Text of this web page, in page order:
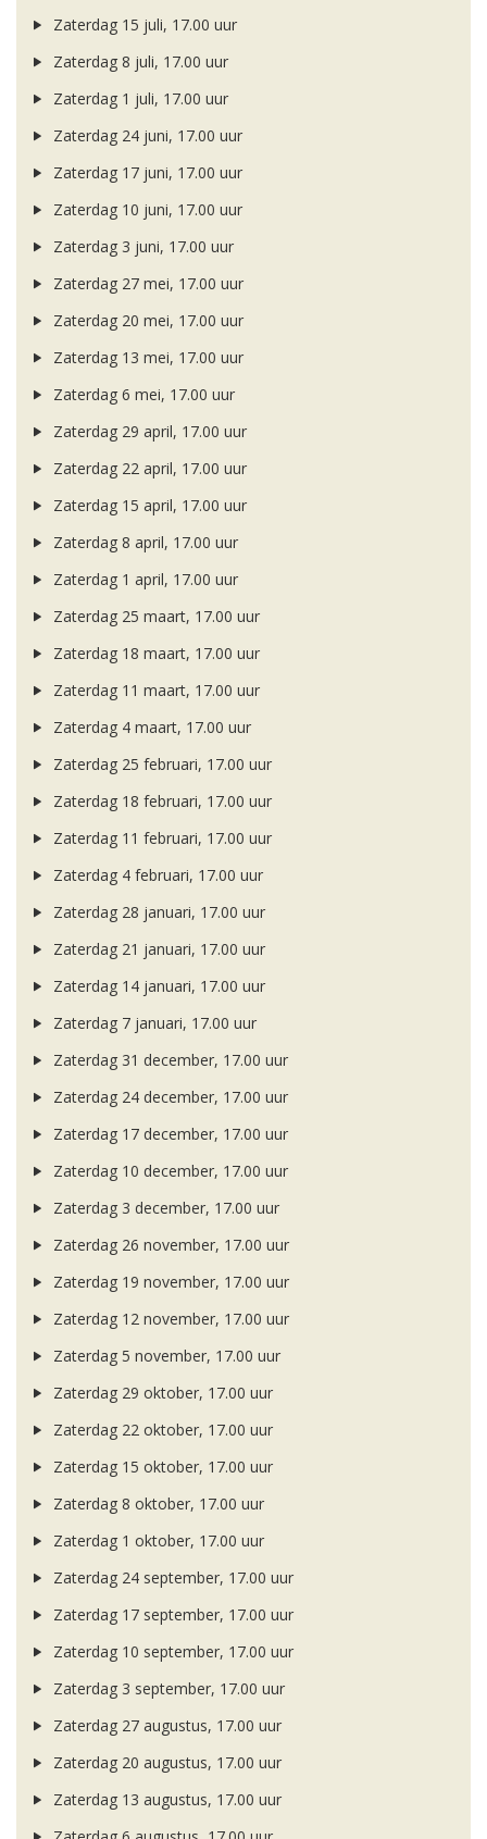
Zaterdag 15 juli, 17.00 uur
Zaterdag 8 juli, 17.00 uur
Zaterdag 1 juli, 17.00 uur
Zaterdag 24 juni, 17.00 uur
Zaterdag 17 juni, 17.00 uur
Zaterdag 10 juni, 17.00 uur
Zaterdag 3 juni, 17.00 uur
Zaterdag 27 mei, 17.00 uur
Zaterdag 20 mei, 17.00 uur
Zaterdag 13 mei, 17.00 uur
Zaterdag 6 mei, 17.00 uur
Zaterdag 29 april, 17.00 uur
Zaterdag 22 april, 17.00 uur
Zaterdag 15 april, 17.00 uur
Zaterdag 8 april, 17.00 uur
Zaterdag 1 april, 17.00 uur
Zaterdag 25 maart, 17.00 uur
Zaterdag 18 maart, 17.00 uur
Zaterdag 11 maart, 17.00 uur
Zaterdag 4 maart, 17.00 uur
Zaterdag 25 februari, 17.00 uur
Zaterdag 18 februari, 17.00 uur
Zaterdag 11 februari, 17.00 uur
Zaterdag 4 februari, 17.00 uur
Zaterdag 28 januari, 17.00 uur
Zaterdag 21 januari, 17.00 uur
Zaterdag 14 januari, 17.00 uur
Zaterdag 7 januari, 17.00 uur
Zaterdag 31 december, 17.00 uur
Zaterdag 24 december, 17.00 uur
Zaterdag 17 december, 17.00 uur
Zaterdag 10 december, 17.00 uur
Zaterdag 3 december, 17.00 uur
Zaterdag 26 november, 17.00 uur
Zaterdag 19 november, 17.00 uur
Zaterdag 12 november, 17.00 uur
Zaterdag 5 november, 17.00 uur
Zaterdag 29 oktober, 17.00 uur
Zaterdag 22 oktober, 17.00 uur
Zaterdag 15 oktober, 17.00 uur
Zaterdag 8 oktober, 17.00 uur
Zaterdag 1 oktober, 17.00 uur
Zaterdag 24 september, 17.00 uur
Zaterdag 17 september, 17.00 uur
Zaterdag 10 september, 17.00 uur
Zaterdag 3 september, 17.00 uur
Zaterdag 27 augustus, 17.00 uur
Zaterdag 20 augustus, 17.00 uur
Zaterdag 13 augustus, 17.00 uur